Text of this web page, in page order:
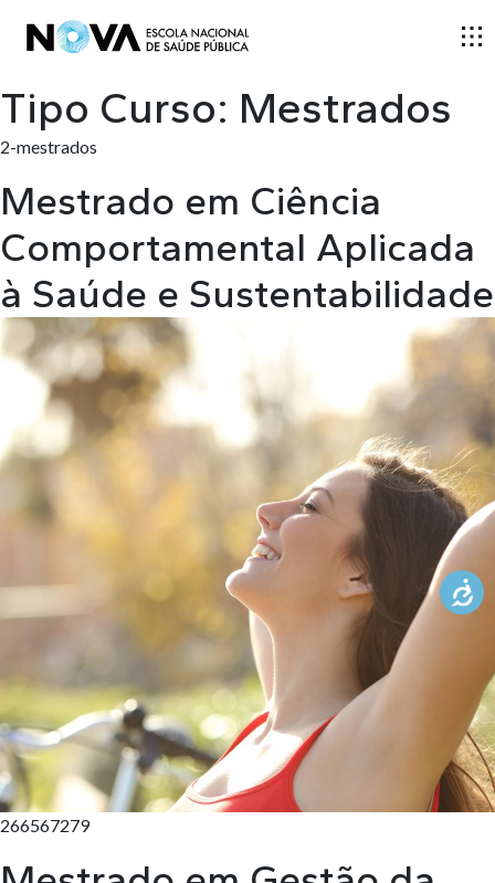
ESCOLA
ENSINO
INVESTIGAÇÃO
DOCENTES E INVESTIGADORES
COMUNIDADE
KNOWLEDGE CENTERS
CENTROS COLABORADORES OMS
Tipo Curso: Mestrados
2-mestrados
Mestrado em Ciência
Comportamental Aplicada
à Saúde e Sustentabilidade
266567279